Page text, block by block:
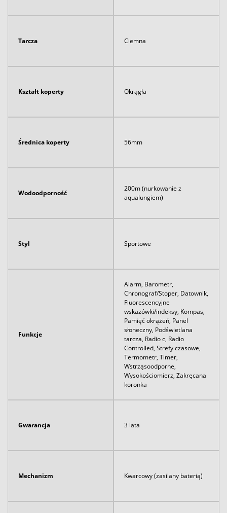
Tarcza Ciemna
Kształt koperty Okrągła
Średnica koperty 56mm
Wodoodporność
200m (nurkowanie z
aqualungiem)
Styl Sportowe
Funkcje
Alarm, Barometr,
Chronograf/Stoper, Datownik,
Fluorescencyjne
wskazówki/indeksy, Kompas,
Pamięć okrążeń, Panel
słoneczny, Podświetlana
tarcza, Radio c, Radio
Controlled, Strefy czasowe,
Termometr, Timer,
Wstrząsoodporne,
Wysokościomierz, Zakręcana
koronka
Gwarancja 3 lata
Mechanizm Kwarcowy (zasilany baterią)